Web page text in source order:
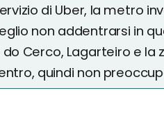
di Uber, la metro
non addentrarsi in
Cerco, Lagarteiro e la
quindi non